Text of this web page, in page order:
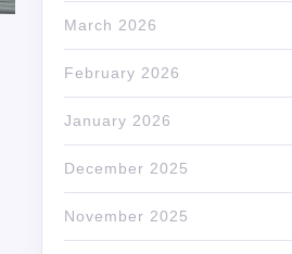
March 2026
February 2026
January 2026
December 2025
November 2025